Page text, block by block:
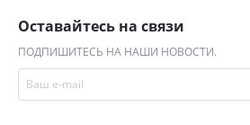
Оставайтесь на связи
ПОДПИШИТЕСЬ НА НАШИ НОВОСТИ.